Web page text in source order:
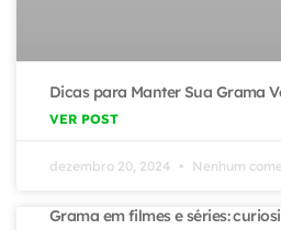
Dicas para Manter Sua Grama
VER POST
dezembro 20, 2024 Nenhum
Grama em filmes e séries: